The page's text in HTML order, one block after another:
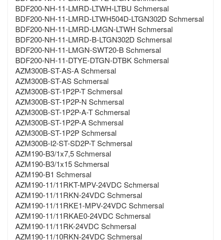
BDF200-NH-11-LMRD-LTWH-LTBU Schmersal
BDF200-NH-11-LMRD-LTWH504D-LTGN302D Schmersal
BDF200-NH-11-LMRD-LMGN-LTWH Schmersal
BDF200-NH-11-LMRD-B-LTGN302D Schmersal
BDF200-NH-11-LMGN-SWT20-B Schmersal
BDF200-NH-11-DTYE-DTGN-DTBK Schmersal
AZM300B-ST-AS-A Schmersal
AZM300B-ST-AS Schmersal
AZM300B-ST-1P2P-T Schmersal
AZM300B-ST-1P2P-N Schmersal
AZM300B-ST-1P2P-A-T Schmersal
AZM300B-ST-1P2P-A Schmersal
AZM300B-ST-1P2P Schmersal
AZM300B-I2-ST-SD2P-T Schmersal
AZM190-B3/1x7,5 Schmersal
AZM190-B3/1x15 Schmersal
AZM190-B1 Schmersal
AZM190-11/11RKT-MPV-24VDC Schmersal
AZM190-11/11RKN-24VDC Schmersal
AZM190-11/11RKE1-MPV-24VDC Schmersal
AZM190-11/11RKAE0-24VDC Schmersal
AZM190-11/11RK-24VDC Schmersal
AZM190-11/10RKN-24VDC Schmersal